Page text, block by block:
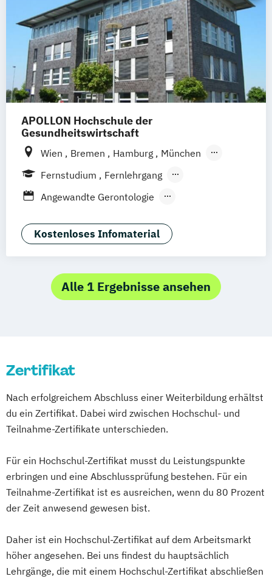
APOLLON Hochschule der
Gesundheitswirtschaft
Wien Bremen Hamburg
München
Frankfurt
Köln Göttingen
Fernstudium
Fernlehrgang
Berufsbegleitender Präsenzlehrgang
Angewandte Gerontologie
Berufspädagogik
Betriebliche*r Gesundheitsmanager*in
Ernährungsberatung
Ernährungswissenschaften
Health Management
Gesundheitsförderung
Pflegemanagement
Psychologie
Public Health Soziale Arbeit
Kostenloses Infomaterial
Alle 1 Ergebnisse ansehen
Zertifikat
Nach erfolgreichem Abschluss einer Weiterbildung erhältst
du ein Zertifikat. Dabei wird zwischen Hochschul- und
Teilnahme-Zertifikate unterschieden.
Für ein Hochschul-Zertifikat musst du Leistungspunkte
erbringen und eine Abschlussprüfung bestehen. Für ein
Teilnahme-Zertifikat ist es ausreichen, wenn du 80 Prozent
der Zeit anwesend gewesen bist.
Daher ist ein Hochschul-Zertifikat auf dem Arbeitsmarkt
höher angesehen. Bei uns findest du hauptsächlich
Lehrgänge, die mit einem Hochschul-Zertifikat abschließen